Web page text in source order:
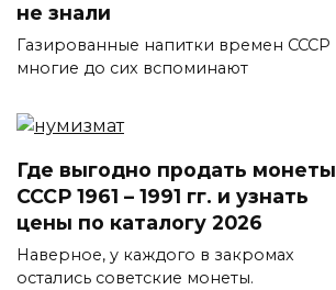
не знали
Газированные напитки времен СССР
многие до сих вспоминают
Где выгодно продать монеты
СССР 1961 – 1991 гг. и узнать
цены по каталогу 2026
Наверное, у каждого в закромах
остались советские монеты.